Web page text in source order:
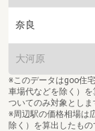
奈良
大河原
※このデータはgoo住
車場代などを除く）
ついてのみ対象としま
※周辺駅の価格相場は
除く）を算出したもの